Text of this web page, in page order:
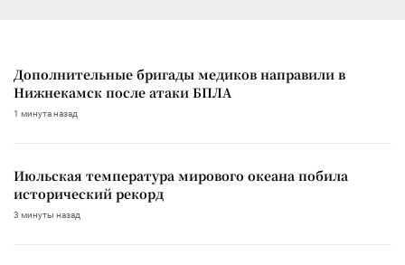
Дополнительные бригады медиков направили в
Нижнекамск после атаки БПЛА
1 минута назад
Июльская температура мирового океана побила
исторический рекорд
3 минуты назад